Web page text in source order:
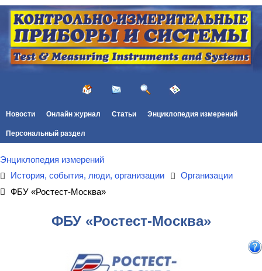
Новости Онлайн журнал Статьи Энциклопедия измерений
Персональный раздел
Энциклопедия измерений
История, события, люди, организации
Организации
ФБУ «Ростест-Москва»
ФБУ «Ростест-Москва»